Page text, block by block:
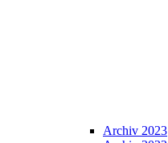
Archiv 2023